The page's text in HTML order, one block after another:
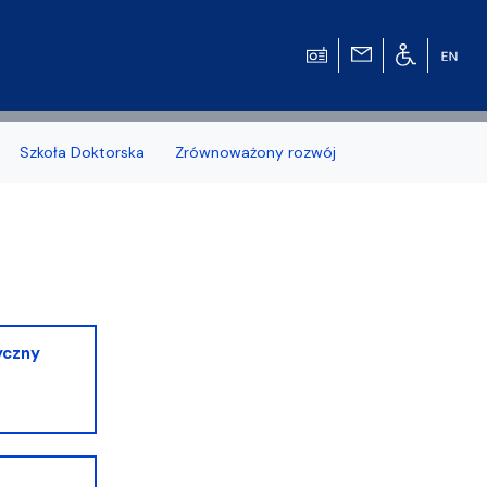
WMFiI
Szkoła Doktorska Zrównoważony rozwój